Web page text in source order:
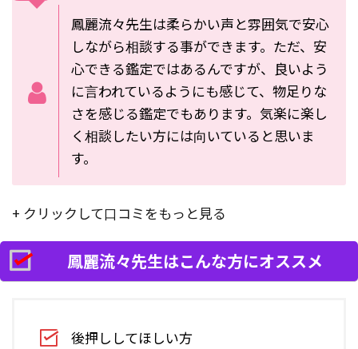
鳳麗流々先生は柔らかい声と雰囲気で安心
しながら相談する事ができます。ただ、安
心できる鑑定ではあるんですが、良いよう
に言われているようにも感じて、物足りな
さを感じる鑑定でもあります。気楽に楽し
く相談したい方には向いていると思いま
す。
+ クリックして口コミをもっと見る
鳳麗流々先生はこんな方にオススメ
後押ししてほしい方